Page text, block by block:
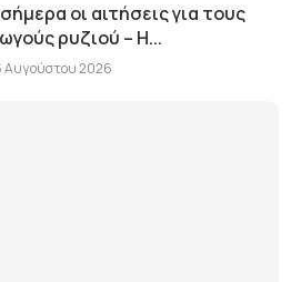
οι αιτήσεις για τους
ρυζιού – Η...
Αυγούστου 2026